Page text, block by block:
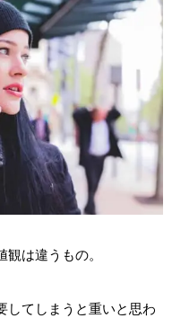
は違うもの。
してしまうと重いと思わ